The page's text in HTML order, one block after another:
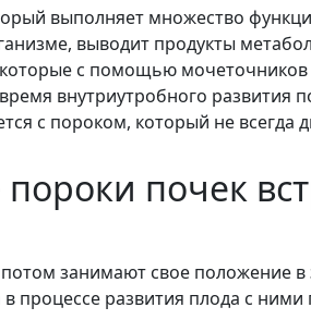
выполняет множество
выводит продукты
которые с помощью
внутриутробного развития
с пороком, который не всегда
почек
занимают свое положение
процессе развития плода с